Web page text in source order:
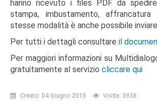
hanno ricevuto i files PDF da
stampa, imbustamento,
stesse modalità è anche possibile
Per tutti i dettagli consultare il
Per maggiori informazioni su
gratuitamente al servizio cliccare qui
Creato: 04 Giugno 2015 Visite: 3938